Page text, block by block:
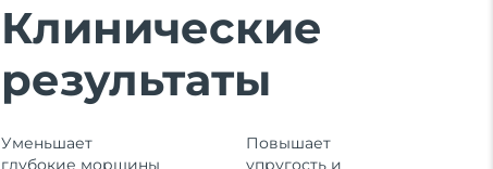
Клинические
результаты
Уменьшает
глубокие морщины
Повышает
упругость и